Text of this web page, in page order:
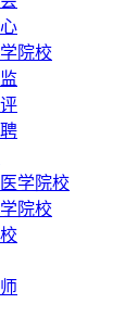
院校
学院校
院校